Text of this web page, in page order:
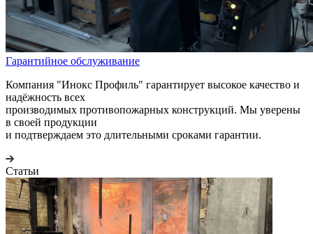
Гарантийное обслуживание
Компания "Инокс Профиль" гарантирует высокое качество и
надёжность всех
производимых противопожарных конструкций. Мы уверены
в своей продукции
и подтверждаем это длительными сроками гарантии.
Статьи